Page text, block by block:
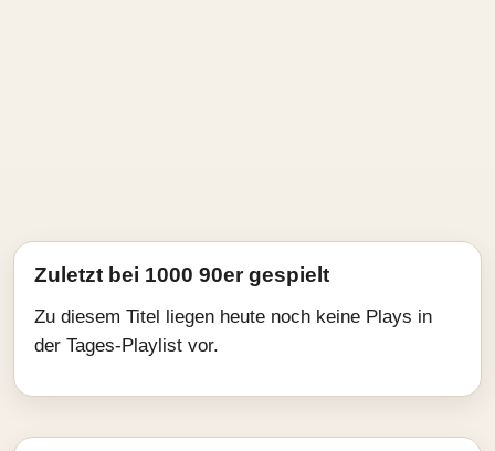
Zuletzt bei 1000 90er gespielt
Zu diesem Titel liegen heute noch keine Plays in
der Tages-Playlist vor.